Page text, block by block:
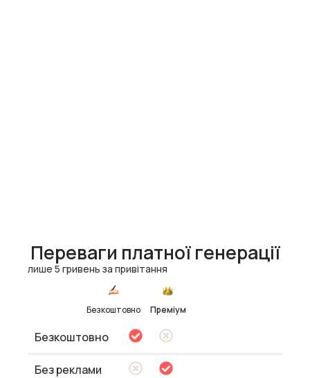
Переваги платної генерації
лише 5 гривень за привітання
Безкоштовно Преміум
Безкоштовно
Без реклами